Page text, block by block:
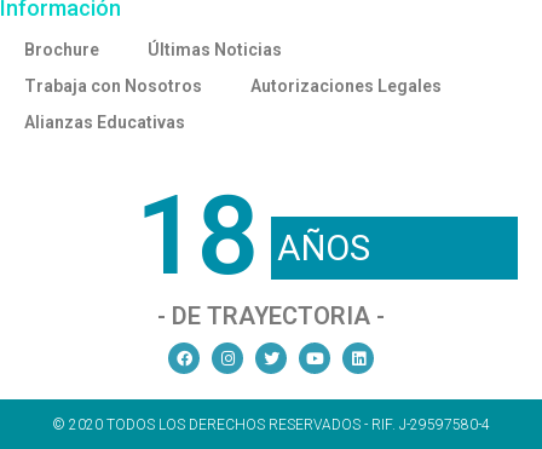
Información
Brochure
Últimas Noticias
Trabaja con Nosotros
Autorizaciones Legales
Alianzas Educativas
18 AÑOS
- DE TRAYECTORIA -
© 2020 TODOS LOS DERECHOS RESERVADOS - RIF. J-29597580-4